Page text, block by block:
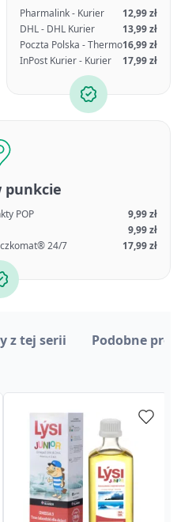
Pharmalink - Kurier
12,99 zł
DHL - DHL Kurier
13,99 zł
Poczta Polska - Thermo16,99 zł
InPost Kurier - Kurier
17,99 zł
punkcie
POP
9,99 zł
9,99 zł
24/7
17,99 zł
z tej serii Podobne